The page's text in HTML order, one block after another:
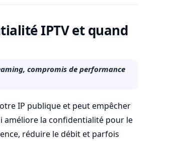
IPTV et quand
compromis de performance
IP publique et peut empêcher
améliore la confidentialité pour le
réduire le débit et parfois